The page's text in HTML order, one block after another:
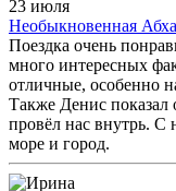
23 июля
Необыкновенная
Поездка очень
много интересных
отличные, особенно
Также Денис показал
провёл нас внутрь. С
море и город.